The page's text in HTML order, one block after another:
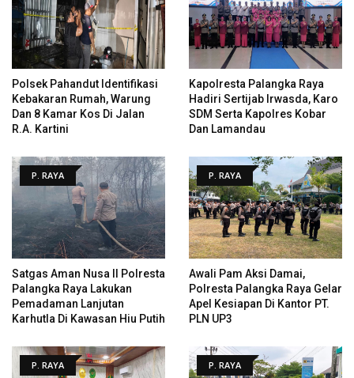
Polsek Pahandut Identifikasi
Kebakaran Rumah, Warung
Dan 8 Kamar Kos Di Jalan
R.A. Kartini
Kapolresta Palangka Raya
Hadiri Sertijab Irwasda, Karo
SDM Serta Kapolres Kobar
Dan Lamandau
P. RAYA
Satgas Aman Nusa II Polresta
Palangka Raya Lakukan
Pemadaman Lanjutan
Karhutla Di Kawasan Hiu Putih
P. RAYA
Awali Pam Aksi Damai,
Polresta Palangka Raya Gelar
Apel Kesiapan Di Kantor PT.
PLN UP3
P. RAYA P. RAYA